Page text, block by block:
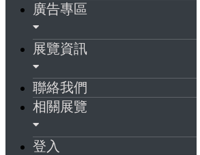
廣告專區
展覽資訊
聯絡我們
相關展覽
登入